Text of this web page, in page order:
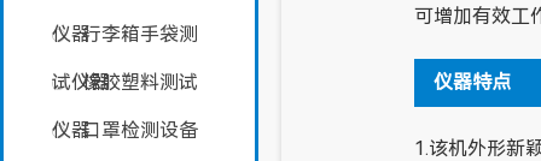
仪器行李箱手袋测
试仪器橡胶塑料测试
仪器口罩检测设备
可增加有效工
仪器特点
1.该机外形新